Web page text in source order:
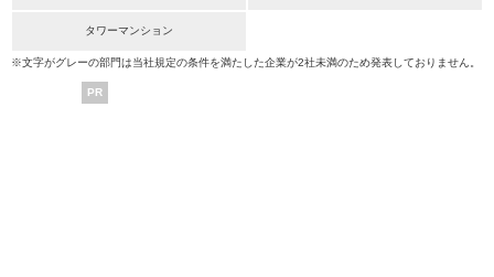
タワーマンション
※文字がグレーの部門は当社規定の条件を満たした企業が2社未満のため発表しておりません。
PR